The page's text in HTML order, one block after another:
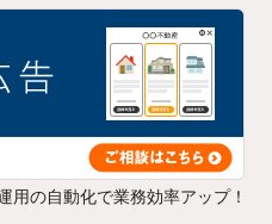
用の自動化で業務効率アップ！